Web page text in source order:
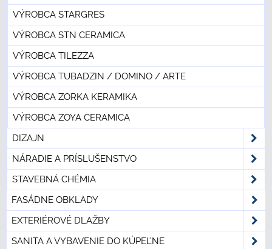
VÝROBCA STARGRES
VÝROBCA STN CERAMICA
VÝROBCA TILEZZA
VÝROBCA TUBADZIN / DOMINO / ARTE
VÝROBCA ZORKA KERAMIKA
VÝROBCA ZOYA CERAMICA
DIZAJN
NÁRADIE A PRÍSLUŠENSTVO
STAVEBNÁ CHÉMIA
FASÁDNE OBKLADY
EXTERIÉROVÉ DLAŽBY
SANITA A VYBAVENIE DO KÚPEĽNE